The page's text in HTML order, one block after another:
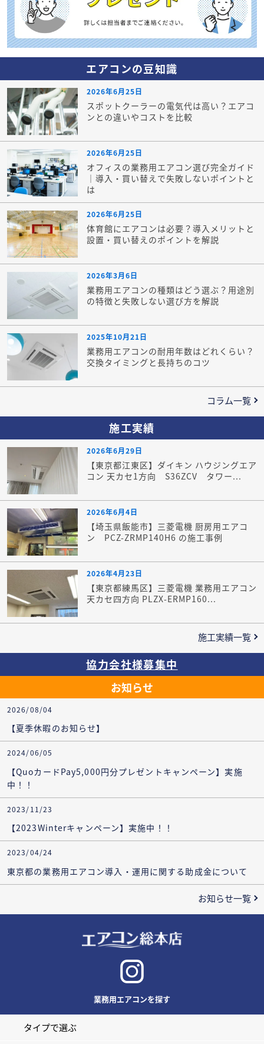
エアコンの豆知識
2026年6月25日
スポットクーラーの電気代は高い？エアコ
ンとの違いやコストを比較
2026年6月25日
オフィスの業務用エアコン選び完全ガイド
｜導入・買い替えで失敗しないポイントと
は
2026年6月25日
体育館にエアコンは必要？導入メリットと
設置・買い替えのポイントを解説
2026年3月6日
業務用エアコンの種類はどう選ぶ？用途別
の特徴と失敗しない選び方を解説
2025年10月21日
業務用エアコンの耐用年数はどれくらい？
交換タイミングと長持ちのコツ
コラム一覧
施工実績
2026年6月29日
【東京都江東区】ダイキン ハウジングエア
コン 天カセ1方向 S36ZCV タワー...
2026年6月4日
【埼玉県飯能市】三菱電機 厨房用エアコ
ン PCZ-ZRMP140H6 の施工事例
2026年4月23日
【東京都練馬区】三菱電機 業務用エアコン
天カセ四方向 PLZX-ERMP160...
施工実績一覧
協力会社様募集中
お知らせ
2026/08/04
【夏季休暇のお知らせ】
2024/06/05
【QuoカードPay5,000円分プレゼントキャンペーン】実施
中！！
2023/11/23
【2023Winterキャンペーン】実施中！！
2023/04/24
東京都の業務用エアコン導入・運用に関する助成金について
お知らせ一覧
業務用エアコンを探す
タイプで選ぶ